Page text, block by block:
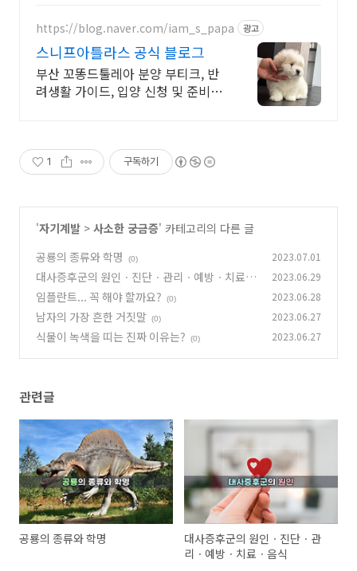
https://blog.naver.com/iam_s_papa 광고
스니프아틀라스 공식 블로그
부산 꼬똥드툴레아 분양 부티크, 반
려생활 가이드, 입양 신청 및 준비물
1 구독하기
'자기계발 > 사소한 궁금증' 카테고리의 다른 글
공룡의 종류와 학명
(0) 2023.07.01
대사증후군의 원인ㆍ진단ㆍ관리ㆍ예방ㆍ치료ㆍ
음식
(1)
2023.06.29
임플란트... 꼭 해야 할까요? (0) 2023.06.28
남자의 가장 흔한 거짓말 (0) 2023.06.27
식물이 녹색을 띠는 진짜 이유는? (0) 2023.06.27
관련글
공룡의 종류와 학명
대사증후군의 원인ㆍ진단ㆍ관
리ㆍ예방ㆍ치료ㆍ음식